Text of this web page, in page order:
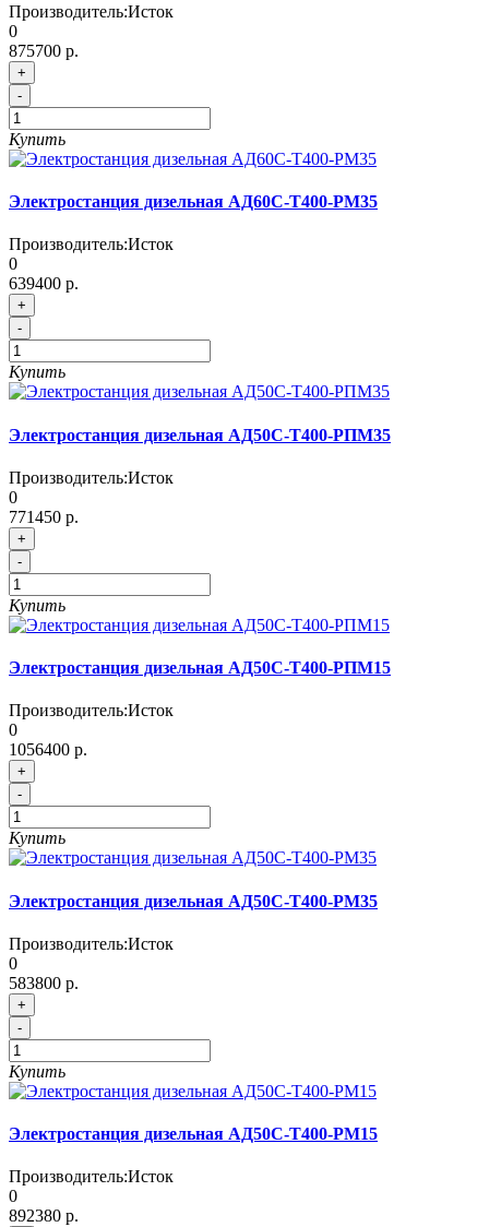
Производитель:Исток
0
875700 р.
+
-
Купить
Электростанция дизельная АД60С-Т400-РМ35
Производитель:Исток
0
639400 р.
+
-
Купить
Электростанция дизельная АД50С-Т400-РПМ35
Производитель:Исток
0
771450 р.
+
-
Купить
Электростанция дизельная АД50С-Т400-РПМ15
Производитель:Исток
0
1056400 р.
+
-
Купить
Электростанция дизельная АД50С-Т400-РМ35
Производитель:Исток
0
583800 р.
+
-
Купить
Электростанция дизельная АД50С-Т400-РМ15
Производитель:Исток
0
892380 р.